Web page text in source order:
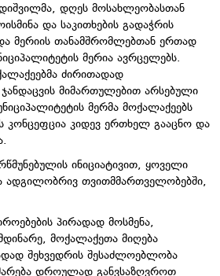
დღეს მოსახლეობასთან
და საკითხების გადაჭრის
მერიის თანამშრომლებთან ერთად
მერია ავრცელებს.
ძირითადად
მიმართულებით არსებული
მერმა მოქალაქეებს
კონცეფცია კიდევ ერთხელ გააცნო და
ინიციატივით, ყოველი
ადგილობრივ თვითმმართველობებში,
პირადად მოსმენა,
მოქალაქეთა მიღება
შეხვედრის შესაძლოებლობა
დროულად განვსაზღვროთ